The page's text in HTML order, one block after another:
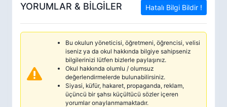
YORUMLAR & BİLGİLER Hatalı Bilgi Bildir !
Bu okulun yöneticisi, öğretmeni, öğrencisi, velisi
iseniz ya da okul hakkında bilgiye sahipseniz
bilgilerinizi lütfen bizlerle paylaşınız.
Okul hakkında olumlu / olumsuz
değerlendirmelerde bulunabilirsiniz.
Siyasi, küfür, hakaret, propaganda, reklam,
üçüncü bir şahsı küçültücü sözler içeren
yorumlar onaylanmamaktadır.